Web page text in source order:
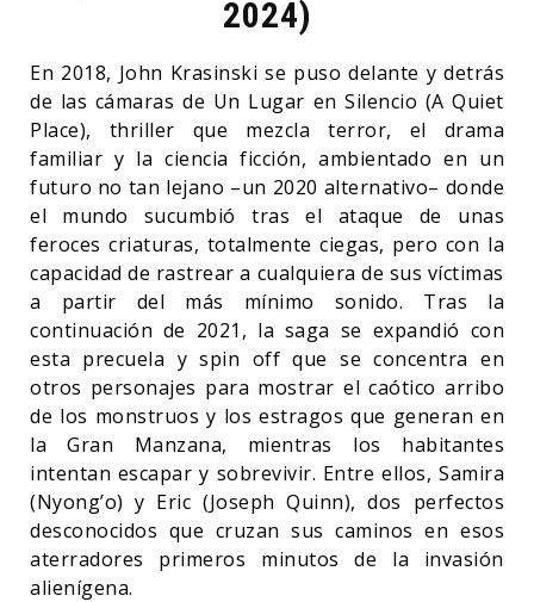
2024)
En 2018, John Krasinski se puso delante y detrás
de las cámaras de Un Lugar en Silencio (A Quiet
Place), thriller que mezcla terror, el drama
familiar y la ciencia ficción, ambientado en un
futuro no tan lejano –un 2020 alternativo– donde
el mundo sucumbió tras el ataque de unas
feroces criaturas, totalmente ciegas, pero con la
capacidad de rastrear a cualquiera de sus víctimas
a partir del más mínimo sonido. Tras la
continuación de 2021, la saga se expandió con
esta precuela y spin off que se concentra en
otros personajes para mostrar el caótico arribo
de los monstruos y los estragos que generan en
la Gran Manzana, mientras los habitantes
intentan escapar y sobrevivir. Entre ellos, Samira
(Nyong’o) y Eric (Joseph Quinn), dos perfectos
desconocidos que cruzan sus caminos en esos
aterradores primeros minutos de la invasión
alienígena.